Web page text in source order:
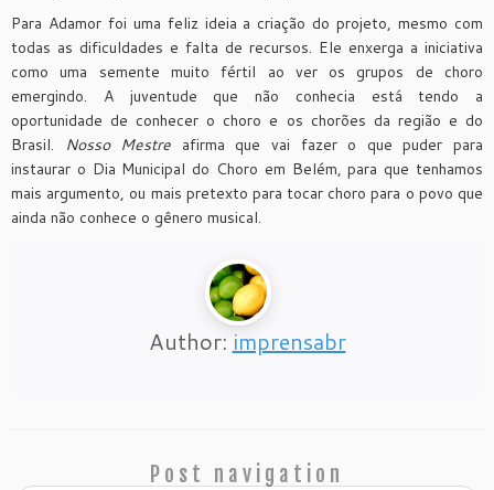
Para Adamor foi uma feliz ideia a criação do projeto, mesmo com
todas as dificuldades e falta de recursos. Ele enxerga a iniciativa
como uma semente muito fértil ao ver os grupos de choro
emergindo. A juventude que não conhecia está tendo a
oportunidade de conhecer o choro e os chorões da região e do
Brasil.
Nosso Mestre afirma que vai fazer o que puder para
instaurar o Dia Municipal do Choro em Belém, para que tenhamos
mais argumento, ou mais pretexto para tocar choro para o povo que
ainda não conhece o gênero musical.
Author: imprensabr
Post navigation